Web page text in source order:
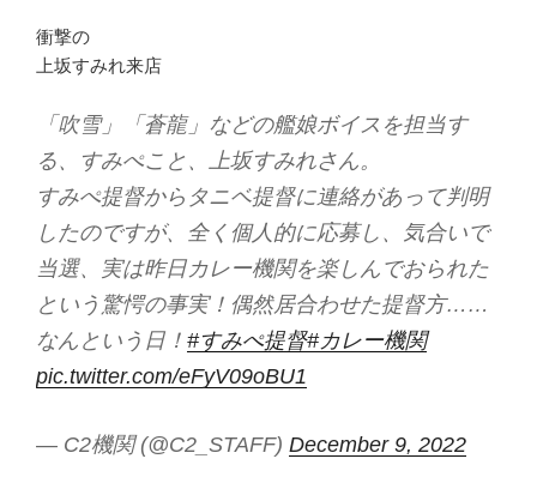
衝撃の
上坂すみれ来店
「吹雪」「蒼龍」などの艦娘ボイスを担当す
る、すみぺこと、上坂すみれさん。
すみぺ提督からタニベ提督に連絡があって判明
したのですが、全く個人的に応募し、気合いで
当選、実は昨日カレー機関を楽しんでおられた
という驚愕の事実！偶然居合わせた提督方……
なんという日！ #すみぺ提督#カレー機関
pic.twitter.com/eFyV09oBU1
— C2機関 (@C2_STAFF) December 9, 2022